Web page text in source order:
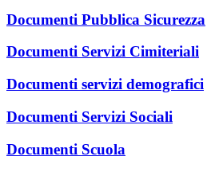
Documenti Pubblica Sicurezza
Documenti Servizi Cimiteriali
Documenti servizi demografici
Documenti Servizi Sociali
Documenti Scuola